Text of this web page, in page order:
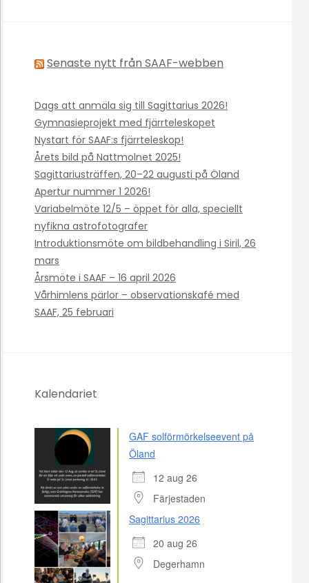
Senaste nytt från SAAF-webben
Dags att anmäla sig till Sagittarius 2026!
Gymnasieprojekt med fjärrteleskopet
Nystart för SAAF:s fjärrteleskop!
Årets bild på Nattmolnet 2025!
Sagittariusträffen, 20–22 augusti på Öland
Apertur nummer 1 2026!
Variabelmöte 12/5 – öppet för alla, speciellt
nyfikna astrofotografer
Introduktionsmöte om bildbehandling i Siril, 26
mars
Årsmöte i SAAF – 16 april 2026
Vårhimlens pärlor – observationskafé med
SAAF, 25 februari
Kalendariet
GAF solförmörkelseevent på
Öland
12 aug 26
Färjestaden
Sagittarius 2026
20 aug 26
Degerhamn